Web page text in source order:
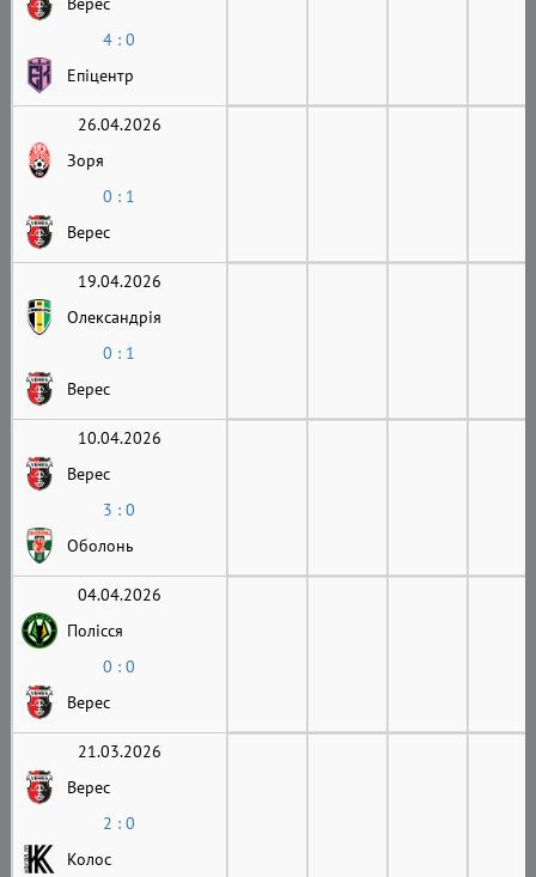
4 : 0
Епіцентр
26.04.2026
Зоря
0 : 1
Верес
19.04.2026
Олександрія
0 : 1
Верес
10.04.2026
Верес
3 : 0
Оболонь
04.04.2026
Полісся
0 : 0
Верес
21.03.2026
Верес
2 : 0
Колос